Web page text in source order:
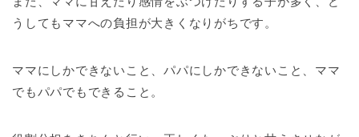
うしてもママへの負担が大きくなりがちです。
ママにしかできないこと、パパにしかできないこと、ママ
でもパパでもできること。